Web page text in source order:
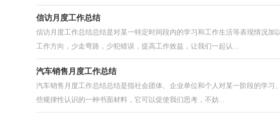
信访月度工作总结
信访月度工作总结总结是对某一特定时间段内的学习和工作生活等表现情况加
工作方向，少走弯路，少犯错误，提高工作效益，让我们一起认...
汽车销售月度工作总结
汽车销售月度工作总结总结是指社会团体、企业单位和个人对某一阶段的学习
些规律性认识的一种书面材料，它可以促使我们思考，不妨...